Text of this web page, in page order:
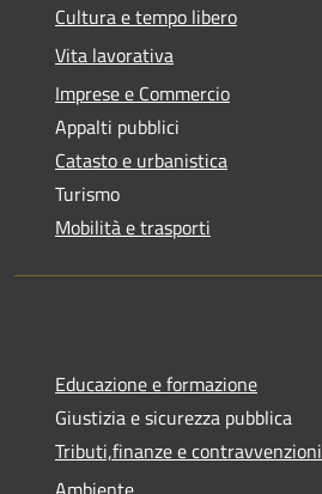
Cultura e tempo libero
Vita lavorativa
Imprese e Commercio
Appalti pubblici
Catasto e urbanistica
Turismo
Mobilità e trasporti
Educazione e formazione
Giustizia e sicurezza pubblica
Tributi,finanze e contravvenzioni